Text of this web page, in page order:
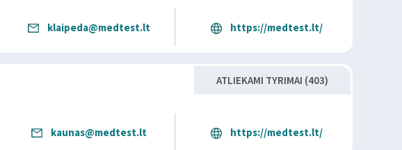
klaipeda@medtest.lt https://medtest.lt/
ATLIEKAMI TYRIMAI (403)
kaunas@medtest.lt https://medtest.lt/